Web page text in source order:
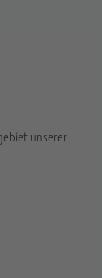
unserer